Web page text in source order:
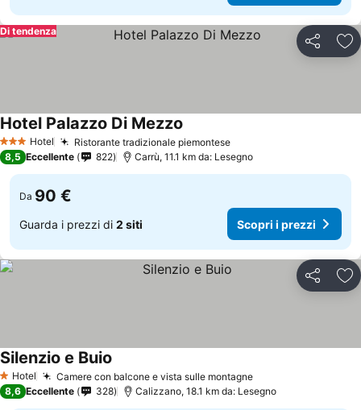
Condividi
Di tendenza
3 StelleHotel Ristorante tradizionale piemontese
Hotel Palazzo Di Mezzo
8,5 Eccellente 822 Carrù, 11.1 km da: Lesegno
Da 90 €
Guarda i prezzi di 2 siti Scopri i prezzi
Condividi
1 Stelle
Hotel Camere con balcone e vista sulle montagne
Silenzio e Buio
8,6 Eccellente 328 Calizzano, 18.1 km da: Lesegno